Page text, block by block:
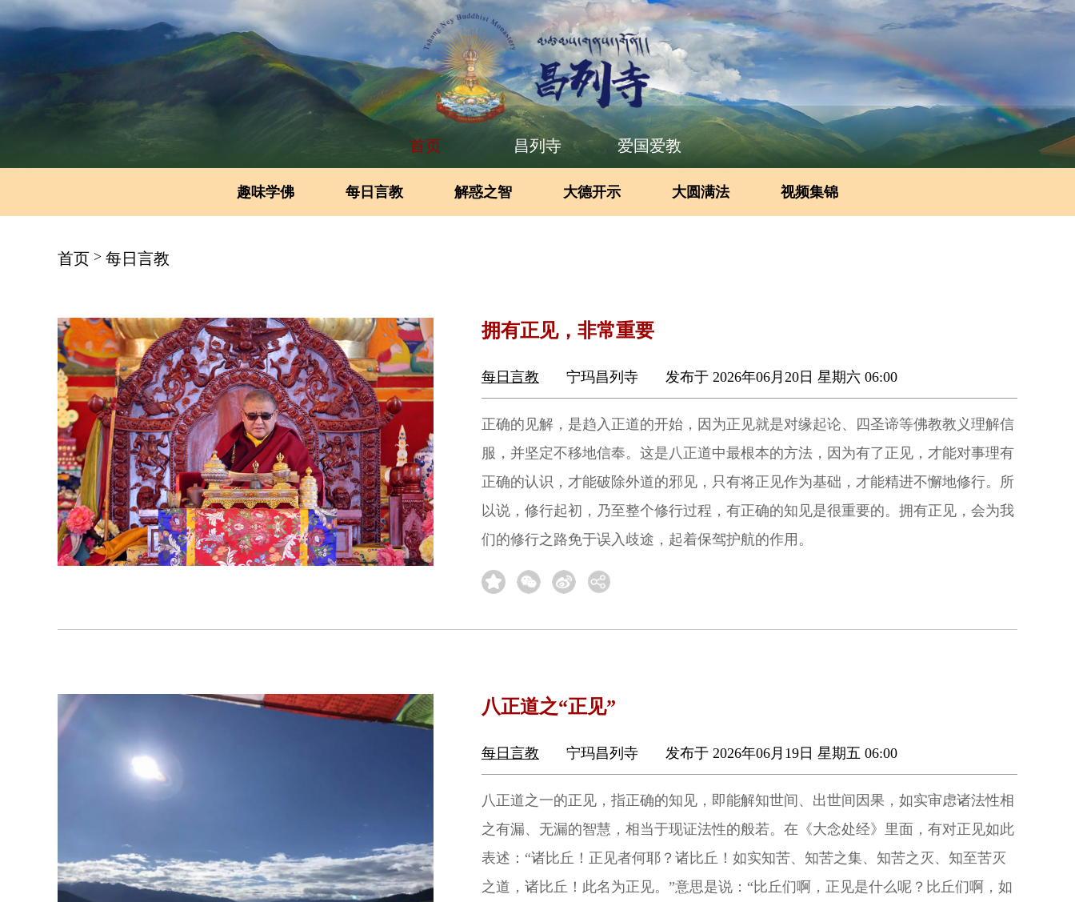
首页 昌列寺 爱国爱教
趣味学佛 每日言教 解惑之智 大德开示 大圆满法 视频集锦
首页 > 每日言教
拥有正见，非常重要
每日言教 宁玛昌列寺 发布于 2026年06月20日 星期六 06:00
正确的见解，是趋入正道的开始，因为正见就是对缘起论、四圣谛等佛教教义理解信
服，并坚定不移地信奉。这是八正道中最根本的方法，因为有了正见，才能对事理有
正确的认识，才能破除外道的邪见，只有将正见作为基础，才能精进不懈地修行。所
以说，修行起初，乃至整个修行过程，有正确的知见是很重要的。拥有正见，会为我
们的修行之路免于误入歧途，起着保驾护航的作用。
八正道之“正见”
每日言教 宁玛昌列寺 发布于 2026年06月19日 星期五 06:00
八正道之一的正见，指正确的知见，即能解知世间、出世间因果，如实审虑诸法性相
之有漏、无漏的智慧，相当于现证法性的般若。在《大念处经》里面，有对正见如此
表述：“诸比丘！正见者何耶？诸比丘！如实知苦、知苦之集、知苦之灭、知至苦灭
之道，诸比丘！此名为正见。”意思是说：“比丘们啊，正见是什么呢？比丘们啊，如